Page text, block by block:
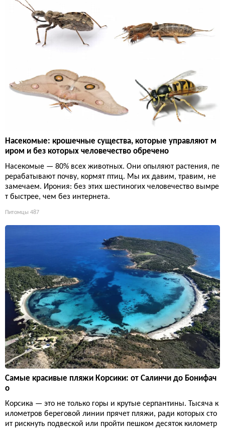
Насекомые: крошечные существа, которые управляют м
иром и без которых человечество обречено
Насекомые — 80% всех животных. Они опыляют растения, пе
рерабатывают почву, кормят птиц. Мы их давим, травим, не
замечаем. Ирония: без этих шестиногих человечество вымре
т быстрее, чем без интернета.
Питомцы 487
Самые красивые пляжи Корсики: от Салинчи до Бонифач
о
Корсика — это не только горы и крутые серпантины. Тысяча к
илометров береговой линии прячет пляжи, ради которых сто
ит рискнуть подвеской или пройти пешком десяток километр